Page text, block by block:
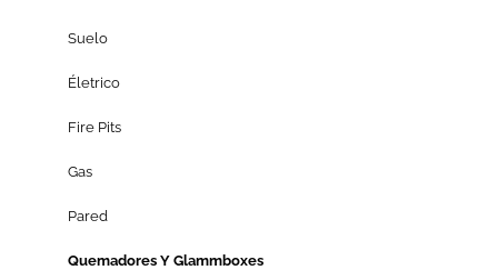
Suelo
Életrico
Fire Pits
Gas
Pared
Quemadores Y Glammboxes